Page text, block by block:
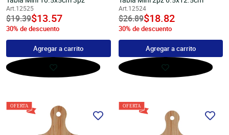
Art.12525
Precio
habitual
$19.39undefined
$13.57
30% de descuento
Agregar a carrito
Art.12524
Precio
habitual
$26.89undefined
$18.82
30% de descuento
Agregar a carrito